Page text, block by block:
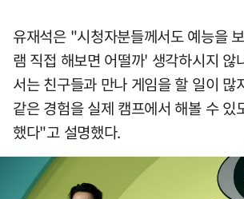
유재석은 "시청자분들께서도 예능을
램 직접 해보면 어떨까' 생각하시지
서는 친구들과 만나 게임을 할 일이 많
같은 경험을 실제 캠프에서 해볼 수 있
했다"고 설명했다.